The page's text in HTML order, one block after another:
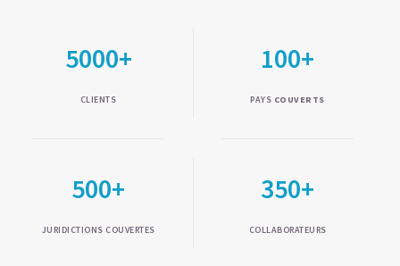
5000+
CLIENTS
100+
PAYS COUVERTS
500+
JURIDICTIONS COUVERTES
350+
COLLABORATEURS